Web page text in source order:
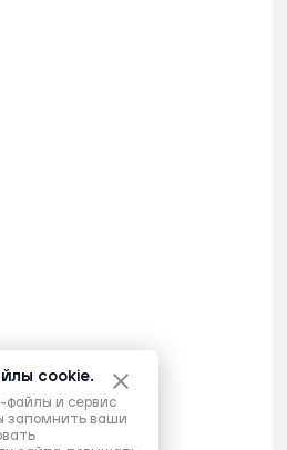
cookie.
файлы и сервис
запомнить ваши